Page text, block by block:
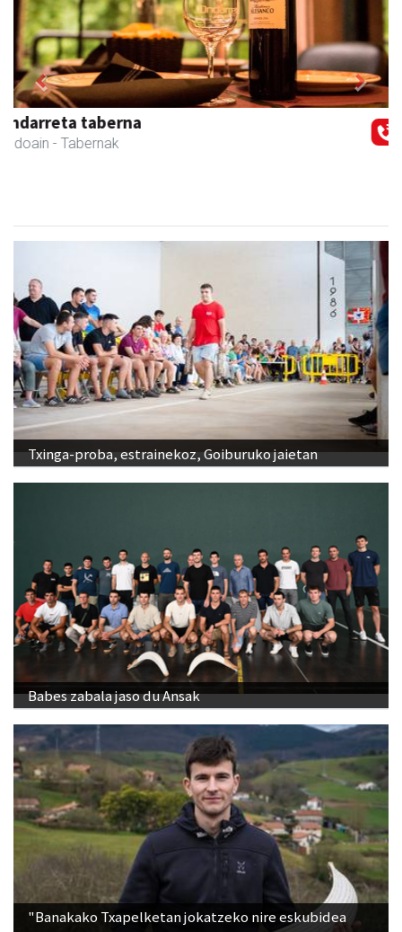
Eizmendi ile-apaindegia
Amasa-Villabona
Previous Next
Txinga-proba, estrainekoz, Goiburuko jaietan
Babes zabala jaso du Ansak
"Banakako Txapelketan jokatzeko nire eskubidea